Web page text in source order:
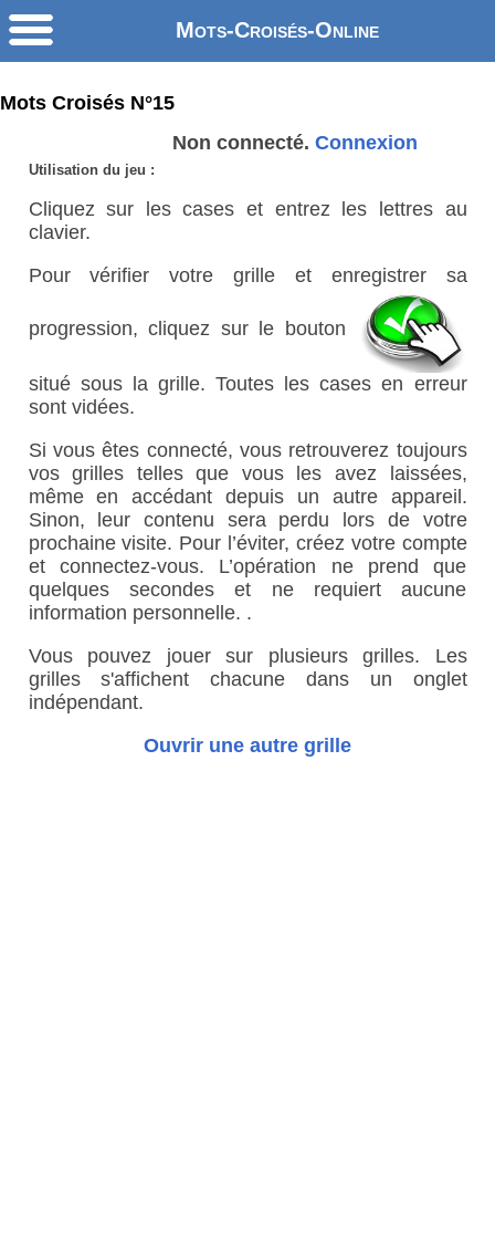
Mots-Croisés-Online
Mots Croisés N°15
Non connecté. Connexion
Utilisation du jeu :
Cliquez sur les cases et entrez les lettres au
clavier.
Pour vérifier votre grille et enregistrer sa
progression, cliquez sur le bouton
situé sous la grille. Toutes les cases en erreur
sont vidées.
Si vous êtes connecté, vous retrouverez toujours
vos grilles telles que vous les avez laissées,
même en accédant depuis un autre appareil.
Sinon, leur contenu sera perdu lors de votre
prochaine visite. Pour l’éviter, créez votre compte
et connectez-vous. L’opération ne prend que
quelques secondes et ne requiert aucune
information personnelle. .
Vous pouvez jouer sur plusieurs grilles. Les
grilles s'affichent chacune dans un onglet
indépendant.
Ouvrir une autre grille